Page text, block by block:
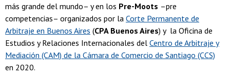
más grande del mundo– y en los Pre-Moots –pre
competencias– organizados por la Corte Permanente de
Arbitraje en Buenos Aires (CPA Buenos Aires) y la Oficina de
Estudios y Relaciones Internacionales del Centro de Arbitraje y
Mediación (CAM) de la Cámara de Comercio de Santiago (CCS)
en 2020.